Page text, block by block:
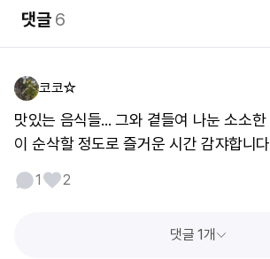
댓글6
코코☆
맛있는 음식들... 그와 곁들여 나눈 소소
이 순삭할 정도로 즐거운 시간 감쟈합니
1 2
댓글 1개